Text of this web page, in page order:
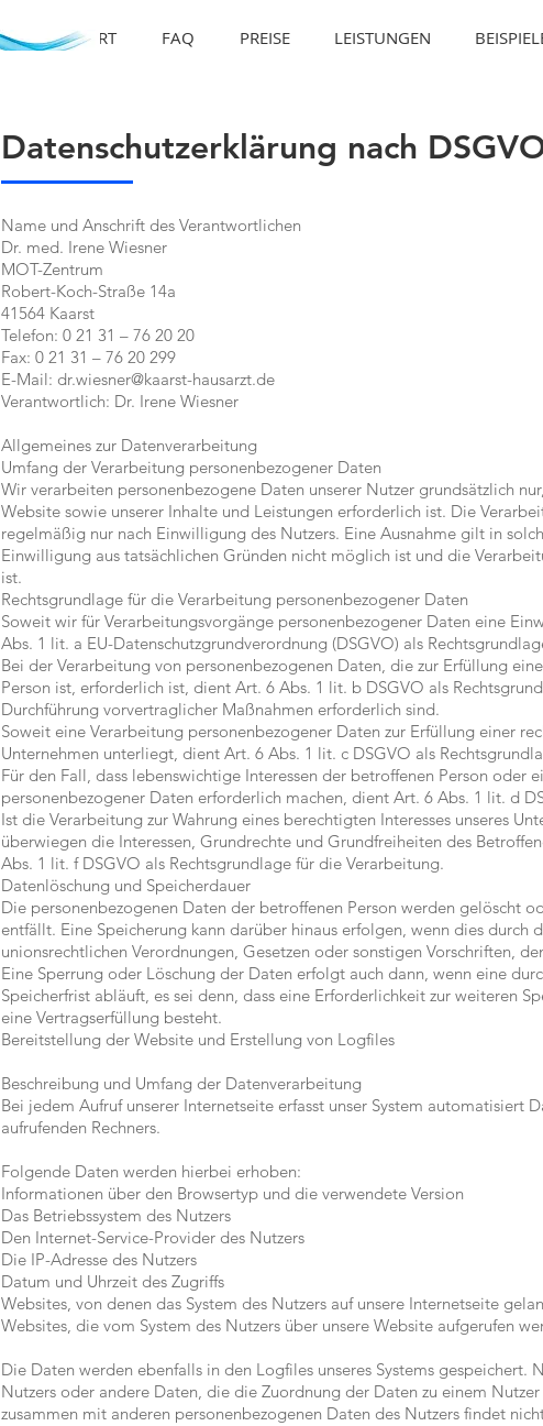
START FAQ PREISE LEISTUNGEN
Datenschutzerklärung nach
Name und Anschrift des Verantwortlichen
Dr. med. Irene Wiesner
MOT-Zentrum
Robert-Koch-Straße 14a
41564 Kaarst
Telefon: 0 21 31 – 76 20 20
Fax: 0 21 31 – 76 20 299
E-Mail: dr.wiesner@kaarst-hausarzt.de
Verantwortlich: Dr. Irene Wiesner
Allgemeines zur Datenverarbeitung
Umfang der Verarbeitung personenbezogener Daten
Wir verarbeiten personenbezogene Daten unserer Nutzer grundsätzlich
Website sowie unserer Inhalte und Leistungen erforderlich ist. Die
regelmäßig nur nach Einwilligung des Nutzers. Eine Ausnahme gilt in
Einwilligung aus tatsächlichen Gründen nicht möglich ist und die
ist.
Rechtsgrundlage für die Verarbeitung personenbezogener Daten
Soweit wir für Verarbeitungsvorgänge personenbezogener Daten eine
Abs. 1 lit. a EU-Datenschutzgrundverordnung (DSGVO) als
Bei der Verarbeitung von personenbezogenen Daten, die zur Erfüllung
Person ist, erforderlich ist, dient Art. 6 Abs. 1 lit. b DSGVO als
Durchführung vorvertraglicher Maßnahmen erforderlich sind.
Soweit eine Verarbeitung personenbezogener Daten zur Erfüllung einer
Unternehmen unterliegt, dient Art. 6 Abs. 1 lit. c DSGVO als
Für den Fall, dass lebenswichtige Interessen der betroffenen Person oder
personenbezogener Daten erforderlich machen, dient Art. 6 Abs. 1 lit. d
Ist die Verarbeitung zur Wahrung eines berechtigten Interesses unseres
überwiegen die Interessen, Grundrechte und Grundfreiheiten des
Abs. 1 lit. f DSGVO als Rechtsgrundlage für die Verarbeitung.
Datenlöschung und Speicherdauer
Die personenbezogenen Daten der betroffenen Person werden gelöscht
entfällt. Eine Speicherung kann darüber hinaus erfolgen, wenn dies durch
unionsrechtlichen Verordnungen, Gesetzen oder sonstigen Vorschriften,
Eine Sperrung oder Löschung der Daten erfolgt auch dann, wenn eine
Speicherfrist abläuft, es sei denn, dass eine Erforderlichkeit zur weiteren
eine Vertragserfüllung besteht.
Bereitstellung der Website und Erstellung von Logfiles
Beschreibung und Umfang der Datenverarbeitung
Bei jedem Aufruf unserer Internetseite erfasst unser System automatisiert
aufrufenden Rechners.
Folgende Daten werden hierbei erhoben:
Informationen über den Browsertyp und die verwendete Version
Das Betriebssystem des Nutzers
Den Internet-Service-Provider des Nutzers
Die IP-Adresse des Nutzers
Datum und Uhrzeit des Zugriffs
Websites, von denen das System des Nutzers auf unsere Internetseite
Websites, die vom System des Nutzers über unsere Website aufgerufen
Die Daten werden ebenfalls in den Logfiles unseres Systems gespeichert.
Nutzers oder andere Daten, die die Zuordnung der Daten zu einem
zusammen mit anderen personenbezogenen Daten des Nutzers findet